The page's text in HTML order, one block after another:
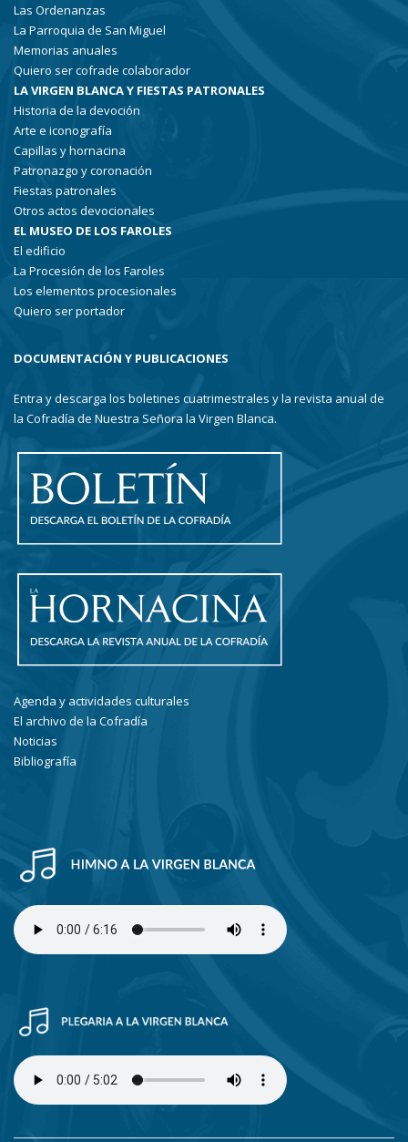
Las Ordenanzas
La Parroquia de San Miguel
Memorias anuales
Quiero ser cofrade colaborador
LA VIRGEN BLANCA Y FIESTAS PATRONALES
Historia de la devoción
Arte e iconografía
Capillas y hornacina
Patronazgo y coronación
Fiestas patronales
Otros actos devocionales
EL MUSEO DE LOS FAROLES
El edificio
La Procesión de los Faroles
Los elementos procesionales
Quiero ser portador
DOCUMENTACIÓN Y PUBLICACIONES
Entra y descarga los boletines cuatrimestrales y la revista anual de
la Cofradía de Nuestra Señora la Virgen Blanca.
Agenda y actividades culturales
El archivo de la Cofradía
Noticias
Bibliografía